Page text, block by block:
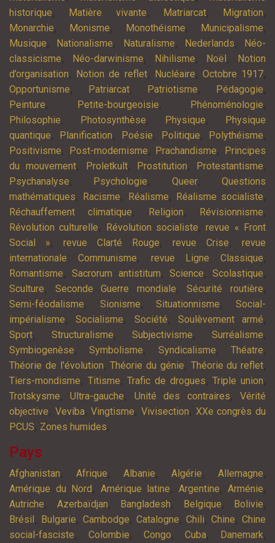
historique, Matière vivante, Matriarcat, Migration,
Monarchie, Monisme, Monothéisme, Municipalisme,
Musique, Nationalisme, Naturalisme, Nederlands, Néo-
classicisme, Néo-darwinisme, Nihilisme, Noël, Notion
d’organisation, Notion de reflet, Nucléaire, Octobre 1917,
Opportunisme, Patriarcat, Patriotisme, Pédagogie,
Peinture, Petite-bourgeoisie, Phénoménologie,
Philosophie, Photosynthèse, Physique, Physique
quantique, Planification, Poésie, Politique, Polythéisme,
Positivisme, Post-modernisme, Prachandisme, Principes
du mouvement, Proletkult, Prostitution, Protestantisme,
Psychanalyse, Psychologie, Queer,Questions
mathématiques, Racisme, Réalisme, Réalisme socialiste,
Réchauffement climatique, Religion, Révisionnisme,
Révolution culturelle, Révolution socialiste,revue « Front
Social », revue Clarté Rouge, revue Crise, revue
internationale Communisme, revue Ligne Classique,
Romantisme,Sacrorum antistitum, Science, Scolastique,
Sculture, Seconde Guerre mondiale,Sécurité routière,
Semi-féodalisme, Sionisme,Situationnisme,Social-
impérialisme,Socialisme, Société, Soulèvement armé,
Sport, Structuralisme,Subjectivisme,Surréalisme,
Symbiogenèse,Symbolisme, Syndicalisme,Théatre,
Théorie de l'évolution,Théorie du génie, Théorie du reflet,
Tiers-mondisme, Titisme,Trafic de drogues,Triple union,
Trotskysme,Ultra-gauche, Unité des contraires,Vérité
objective, Veviba,Vingtisme,Vivisection, XXe congrès du
PCUS, Zones humides,
Pays
Afghanistan, Afrique, Albanie, Algérie, Allemagne,
Amérique du Nord, Amérique latine, Argentine, Arménie,
Autriche, Azerbaïdjan, Bangladesh, Belgique, Bolivie,
Brésil, Bulgarie, Cambodge, Catalogne, Chili, Chine, Chine
social-fasciste, Colombie, Congo,Cuba, Danemark,